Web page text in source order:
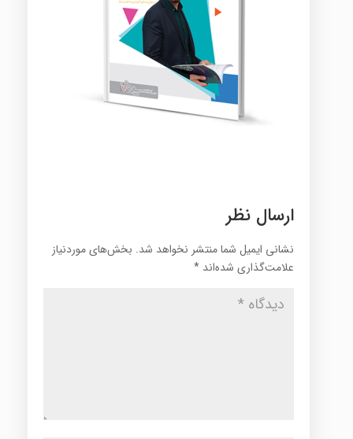
ارسال نظر
نشانی ایمیل شما منتشر نخواهد شد. بخش‌های موردنیاز
علامت‌گذاری شده‌اند *